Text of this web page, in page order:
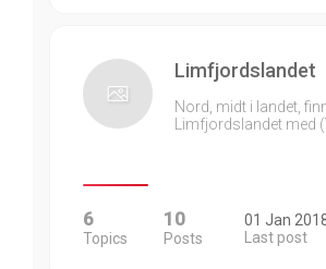
Limfjordslandet
Nord, midt i landet,
Limfjordslandet med
6
Topics
10
Posts
01 Jan
Last post